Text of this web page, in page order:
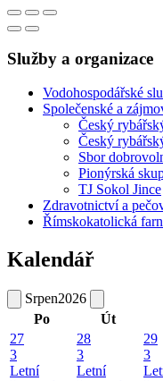
Služby a organizace
Vodohospodářské
Společenské a
Český
Český
Sbor
Pionýrská
TJ Sokol Jince
Zdravotnictví a
Římskokatolická
Kalendář
Srpen2026
Po
Út
27
3
Letní
28
3
Letní
29
3